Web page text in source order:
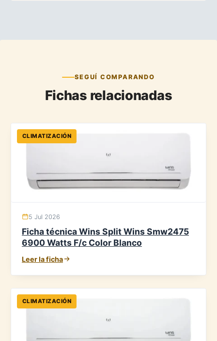
SEGUÍ COMPARANDO
Fichas relacionadas
CLIMATIZACIÓN
5 Jul 2026
Ficha técnica Wins Split Wins Smw2475
6900 Watts F/c Color Blanco
Leer la ficha
CLIMATIZACIÓN